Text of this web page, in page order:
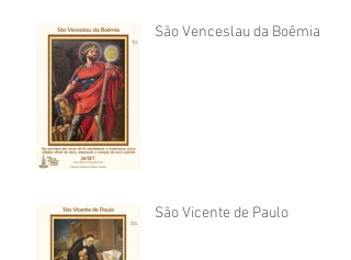
São Venceslau da Boêmia
São Vicente de Paulo